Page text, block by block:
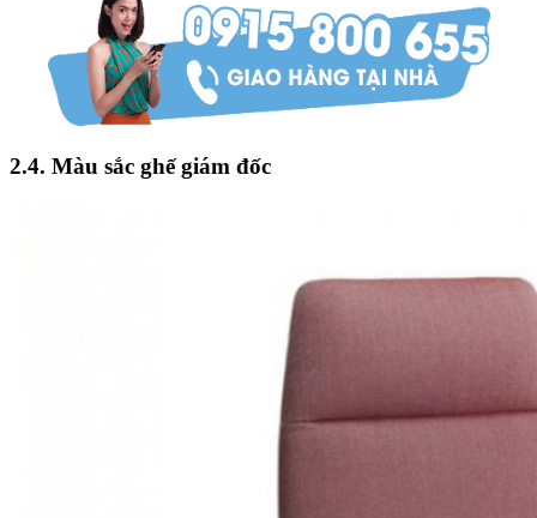
2.4. Màu sắc ghế giám đốc